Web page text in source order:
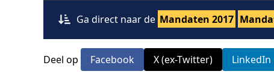
Ga direct naar de Mandaten 2017
Deel op Facebook X (ex-Twitter) LinkedIn